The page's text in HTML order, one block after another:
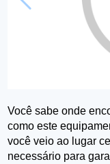
Você sabe onde
como este
você veio ao lugar
necessário para